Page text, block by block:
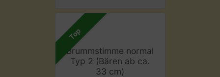
Top
Brummstimme normal
Typ 2 (Bären ab ca.
33 cm)